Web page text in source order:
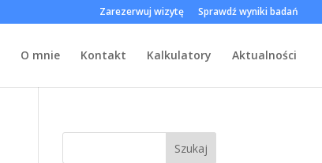
Zarezerwuj wizytę Sprawdź wyniki badań
O mnie Kontakt Kalkulatory Aktualności
Szukaj